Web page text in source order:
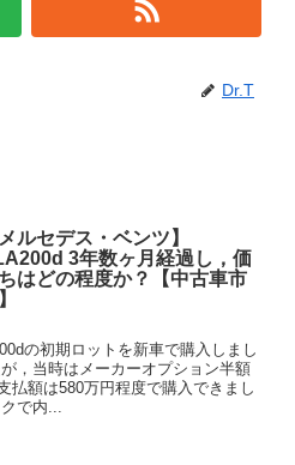
Dr.T
メルセデス・ベンツ】
3年数ヶ月経過し，価
はどの程度か？【中古車市
の初期ロットを新車で購入しまし
，当時はメーカーオプション半額
払額は580万円程度で購入できまし
で内...